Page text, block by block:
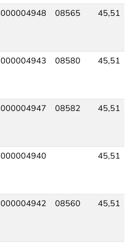
000004948 08565 45,51
000004943 08580 45,51
000004947 08582 45,51
000004940 45,51
000004942 08560 45,51